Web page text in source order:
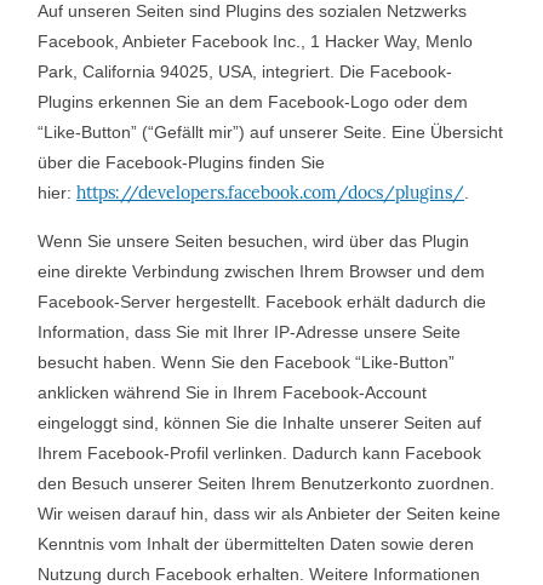
Auf unseren Seiten sind Plugins des sozialen Netzwerks
Facebook, Anbieter Facebook Inc., 1 Hacker Way, Menlo
Park, California 94025, USA, integriert. Die Facebook-
Plugins erkennen Sie an dem Facebook-Logo oder dem
“Like-Button” (“Gefällt mir”) auf unserer Seite. Eine Übersicht
über die Facebook-Plugins finden Sie
hier: https://developers.facebook.com/docs/plugins/
Wenn Sie unsere Seiten besuchen, wird über das Plugin
eine direkte Verbindung zwischen Ihrem Browser und dem
Facebook-Server hergestellt. Facebook erhält dadurch die
Information, dass Sie mit Ihrer IP-Adresse unsere Seite
besucht haben. Wenn Sie den Facebook “Like-Button”
anklicken während Sie in Ihrem Facebook-Account
eingeloggt sind, können Sie die Inhalte unserer Seiten auf
Ihrem Facebook-Profil verlinken. Dadurch kann Facebook
den Besuch unserer Seiten Ihrem Benutzerkonto zuordnen.
Wir weisen darauf hin, dass wir als Anbieter der Seiten keine
Kenntnis vom Inhalt der übermittelten Daten sowie deren
Nutzung durch Facebook erhalten. Weitere Informationen